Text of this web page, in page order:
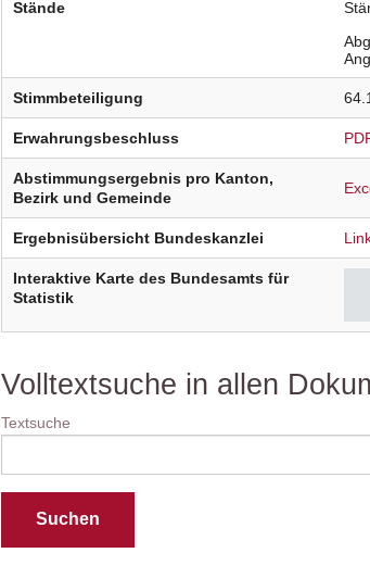
Stände
Stimmbeteiligung
Erwahrungsbeschluss
Abstimmungsergebnis pro Kanton,
Bezirk und Gemeinde
Ergebnisübersicht Bundeskanzlei
Interaktive Karte des Bundesamts für
Statistik
Volltextsuche in allen
Textsuche